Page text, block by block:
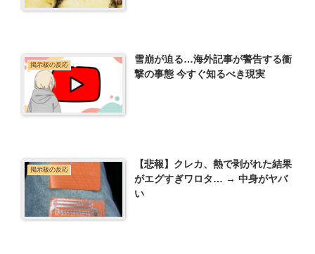
掲示板の反応
雪崩が迫る…海外記事が警告する衝
撃の事態 今すぐ知るべき現実
掲示板の反応
【悲報】クレカ、熱で剥がれた結果
がエグすぎワロタ… → 中身がヤバ
い